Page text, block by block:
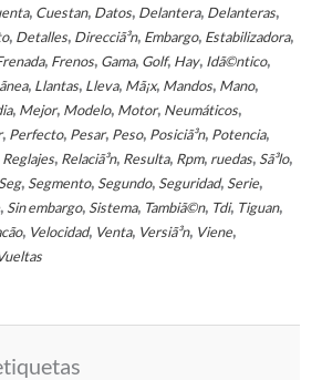
, Cuestan, Datos, Delantera, Delanteras,
, Detalles, Direcciã³n, Embargo, Estabilizadora,
, Frenos, Gama, Golf, Hay, Idã©ntico,
, Llantas, Lleva, Mã¡x, Mandos, Mano,
, Mejor, Modelo, Motor, Neumáticos,
, Perfecto, Pesar, Peso, Posiciã³n, Potencia,
Reglajes, Relaciã³n, Resulta, Rpm, ruedas, Sã³lo,
Seg, Segmento, Segundo, Seguridad, Serie,
, Sin embargo, Sistema, Tambiã©n, Tdi, Tiguan,
, Velocidad, Venta, Versiã³n, Viene,